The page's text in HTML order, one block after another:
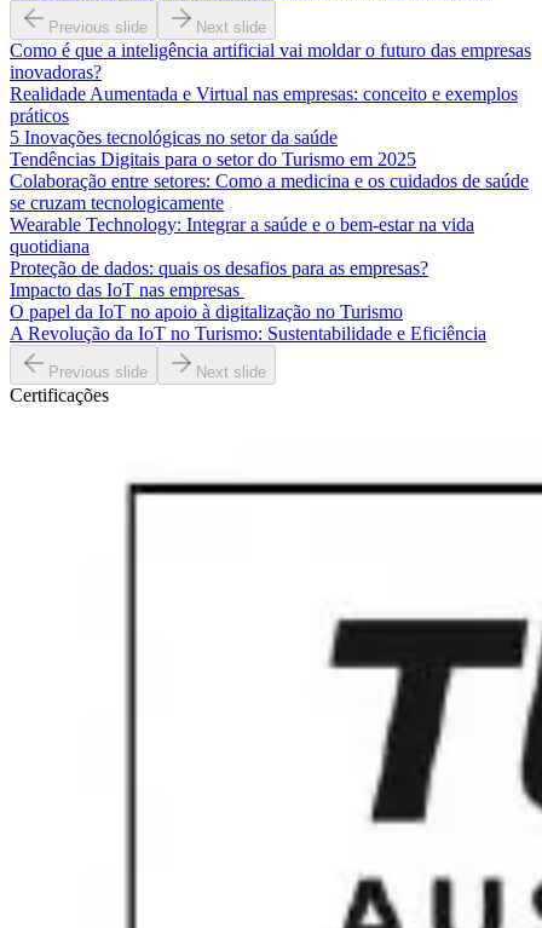
Previous slide Next slide
Como é que a inteligência artificial vai moldar o futuro das empresas
inovadoras?
Realidade Aumentada e Virtual nas empresas: conceito e exemplos
práticos
5 Inovações tecnológicas no setor da saúde
Tendências Digitais para o setor do Turismo em 2025
Colaboração entre setores: Como a medicina e os cuidados de saúde
se cruzam tecnologicamente
Wearable Technology: Integrar a saúde e o bem-estar na vida
quotidiana
Proteção de dados: quais os desafios para as empresas?
Impacto das IoT nas empresas
O papel da IoT no apoio à digitalização no Turismo
A Revolução da IoT no Turismo: Sustentabilidade e Eficiência
Previous slide Next slide
Certificações